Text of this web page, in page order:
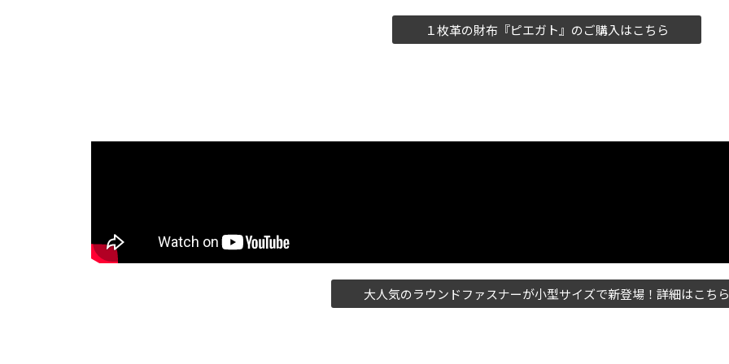
１枚革の財布『ピエガト』のご購入はこちら
大人気のラウンドファスナーが小型サイズで新登場！詳細はこちら